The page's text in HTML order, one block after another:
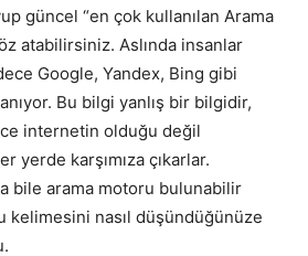
güncel “en çok kullanılan Arama
atabilirsiniz. Aslında insanlar
Google, Yandex, Bing gibi
Bu bilgi yanlış bir bilgidir,
internetin olduğu değil
yerde karşımıza çıkarlar.
bile arama motoru bulunabilir
kelimesini nasıl düşündüğünüze